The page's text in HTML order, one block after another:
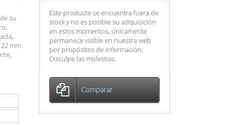
su
mm
Este producto se encuentra fuera de
stock y no es posible su adquisición
en estos momentos, únicamente
permanece visible en nuestra web
por propósitos de información.
Disculpe las molestias.
Comparar